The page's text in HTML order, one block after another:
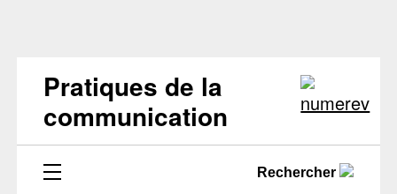
Pratiques de la
communication
Rechercher